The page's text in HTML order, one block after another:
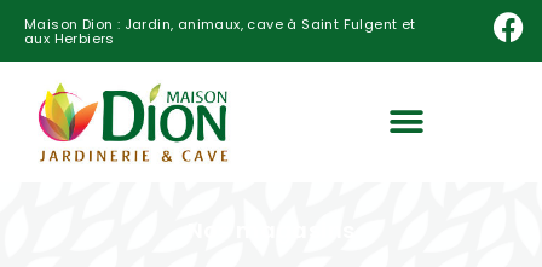
Maison Dion : Jardin, animaux, cave à Saint Fulgent et
aux Herbiers